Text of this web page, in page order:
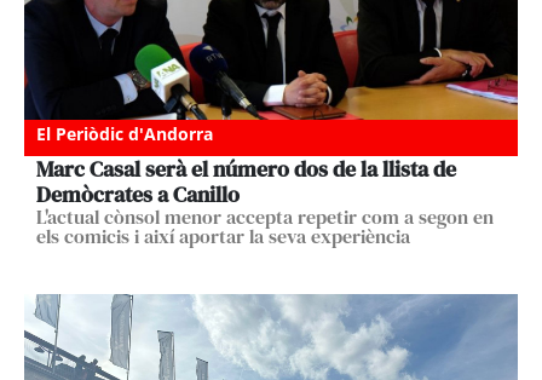
El Periòdic d'Andorra
Marc Casal serà el número dos de la llista de
Demòcrates a Canillo
L'actual cònsol menor accepta repetir com a segon en
els comicis i així aportar la seva experiència